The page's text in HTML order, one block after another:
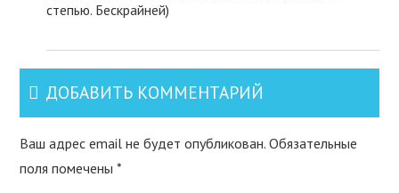
степью. Бескрайней)
ДОБАВИТЬ КОММЕНТАРИЙ
Ваш адрес email не будет опубликован. Обязательные
поля помечены*